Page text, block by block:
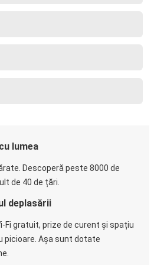
lumea
Descoperă peste 8000 de
de 40 de țări.
deplasării
Fi gratuit, prize de curent și spațiu
picioare. Așa sunt dotate